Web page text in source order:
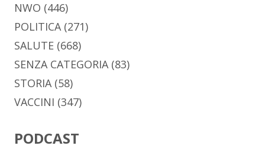
NWO (446)
POLITICA(271)
SALUTE (668)
SENZA CATEGORIA(83)
STORIA(58)
VACCINI (347)
PODCAST